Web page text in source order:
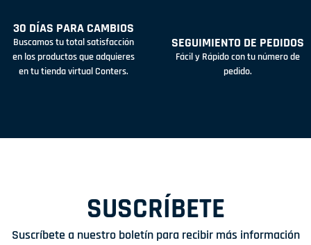
30 DÍAS PARA CAMBIOS
Buscamos tu total satisfacción
en los productos que adquieres
en tu tienda virtual Conters.
SEGUIMIENTO DE PEDIDOS
Fácil y Rápido con tu número de
pedido.
SUSCRÍBETE
Suscríbete a nuestro boletín para recibir más información